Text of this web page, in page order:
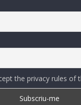
the privacy rules of